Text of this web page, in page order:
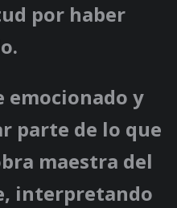
por haber
emocionado y
parte de lo que
maestra del
interpretando